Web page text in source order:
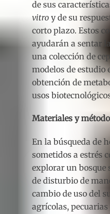
de sus
vitro y de su
corto plazo. Estos
ayudarán a sentar
una colección de
modelos de estudio
obtención de
usos
Materiales y
En la búsqueda de
sometidos a estrés
explorar un bosque
de disturbio de
cambio de uso del
agrícolas,